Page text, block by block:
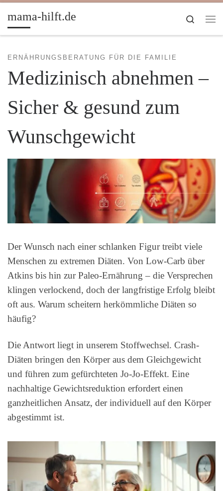
Zum Inhalt springen
mama-hilft.de
Search
ERNÄHRUNGSBERATUNG FÜR DIE FAMILIE
Medizinisch abnehmen –
Sicher & gesund zum
Wunschgewicht
Der Wunsch nach einer schlanken Figur treibt viele
Menschen zu extremen Diäten. Von Low-Carb über
Atkins bis hin zur Paleo-Ernährung – die Versprechen
klingen verlockend, doch der langfristige Erfolg bleibt
oft aus. Warum scheitern herkömmliche Diäten so
häufig?
Die Antwort liegt in unserem Stoffwechsel. Crash-
Diäten bringen den Körper aus dem Gleichgewicht
und führen zum gefürchteten Jo-Jo-Effekt. Eine
nachhaltige Gewichtsreduktion erfordert einen
ganzheitlichen Ansatz, der individuell auf den Körper
abgestimmt ist.